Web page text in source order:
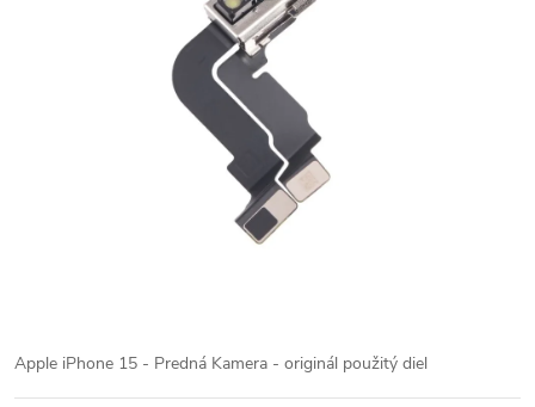
Apple iPhone 15 - Predná Kamera - originál použitý diel